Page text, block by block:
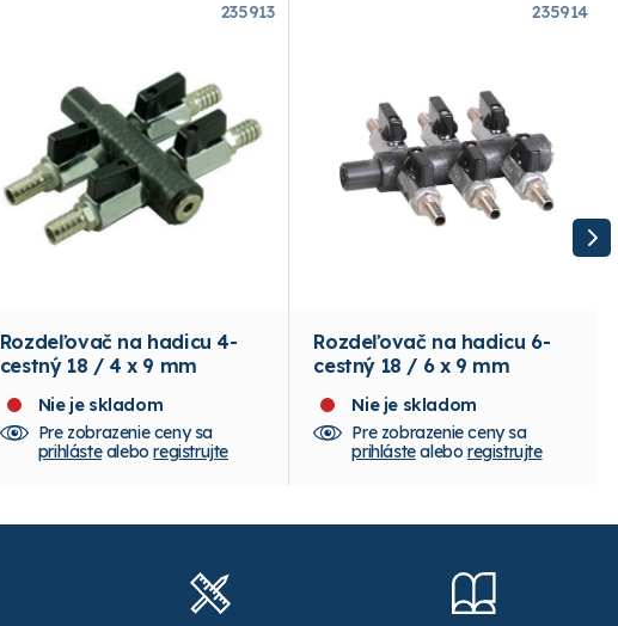
235913
Rozdeľovač na hadicu 4-
cestný 18 / 4 x 9 mm
Nie je skladom
Pre zobrazenie ceny sa
prihlástealeboregistrujte
235914
Rozdeľovač na hadicu 6-
cestný 18 / 6 x 9 mm
Nie je skladom
Pre zobrazenie ceny sa
prihlástealebo registrujte